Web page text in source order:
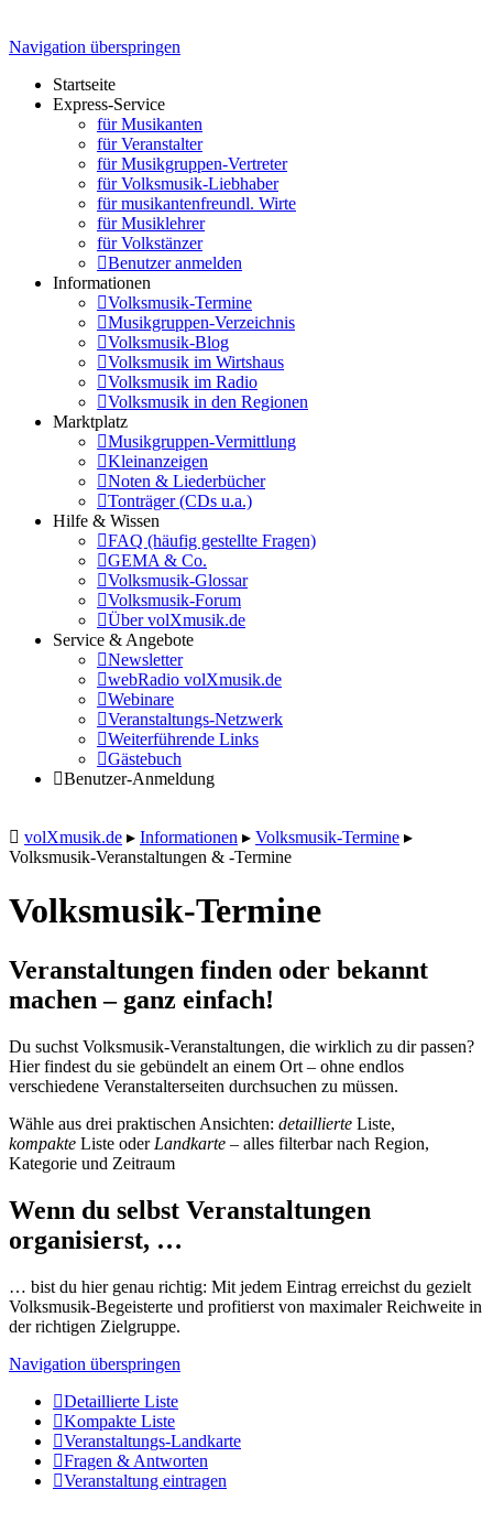
Navigation überspringen
Startseite
Express-Service
für Musikanten
für Veranstalter
für Musikgruppen-Vertreter
für Volksmusik-Liebhaber
für musikantenfreundl. Wirte
für Musiklehrer
für Volkstänzer
Benutzer anmelden
Informationen
Volksmusik-Termine
Musikgruppen-Verzeichnis
Volksmusik-Blog
Volksmusik im Wirtshaus
Volksmusik im Radio
Volksmusik in den Regionen
Marktplatz
Musikgruppen-Vermittlung
Kleinanzeigen
Noten & Liederbücher
Tonträger (CDs u.a.)
Hilfe & Wissen
FAQ (häufig gestellte Fragen)
GEMA & Co.
Volksmusik-Glossar
Volksmusik-Forum
Über volXmusik.de
Service & Angebote
Newsletter
webRadio volXmusik.de
Webinare
Veranstaltungs-Netzwerk
Weiterführende Links
Gästebuch
Benutzer-Anmeldung
volXmusik.de ▸ Informationen ▸ Volksmusik-Termine ▸
Volksmusik-Veranstaltungen & -Termine
Volksmusik-Termine
Veranstaltungen finden oder bekannt
machen – ganz einfach!
Du suchst Volksmusik-Veranstaltungen, die wirklich zu dir passen?
Hier findest du sie gebündelt an einem Ort – ohne endlos
verschiedene Veranstalterseiten durchsuchen zu müssen.
Wähle aus drei praktischen Ansichten: detaillierte Liste,
kompakte Liste oder Landkarte – alles filterbar nach Region,
Kategorie und Zeitraum
Wenn du selbst Veranstaltungen
organisierst, …
… bist du hier genau richtig: Mit jedem Eintrag erreichst du gezielt
Volksmusik-Begeisterte und profitierst von maximaler Reichweite in
der richtigen Zielgruppe.
Navigation überspringen
Detaillierte Liste
Kompakte Liste
Veranstaltungs-Landkarte
Fragen & Antworten
Veranstaltung eintragen